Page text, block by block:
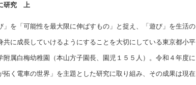
研究 上
を「可能性を最大限に伸ばすもの」と捉え、「遊び」を生活の
に成長していけるようにすることを大切にしている東京都小平
属白梅幼稚園（本山方子園長、園児１５５人）。令和４年度に
く電車の世界」を主題とした研究に取り組み、その成果は現在